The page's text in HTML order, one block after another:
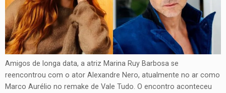
Amigos de longa data, a atriz Marina Ruy Barbosa se
reencontrou com o ator Alexandre Nero, atualmente no ar como
Marco Aurélio no remake de Vale Tudo. O encontro aconteceu